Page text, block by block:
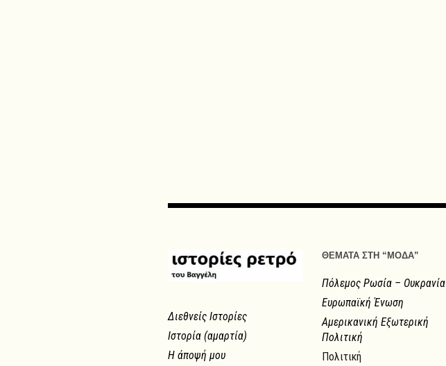
Διεθνείς Ιστορίες
Ιστορία (αμαρτία)
Η άποψή μου
ΘΕΜΑΤΑ ΣΤΗ “ΜΟΔΑ”
Πόλεμος Ρωσία – Ουκρανία
Ευρωπαϊκή Ένωση
Αμερικανική Εξωτερική
Πολιτική
Πολιτική